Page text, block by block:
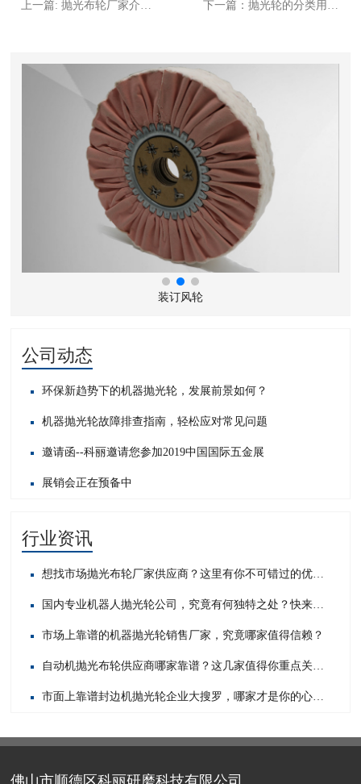
装订风轮
公司动态
环保新趋势下的机器抛光轮，发展前景如何？
机器抛光轮故障排查指南，轻松应对常见问题​
邀请函--科丽邀请您参加2019中国国际五金展
展销会正在预备中
行业资讯
市场上靠谱的机器抛光轮销售厂家，究竟哪家值得信赖？